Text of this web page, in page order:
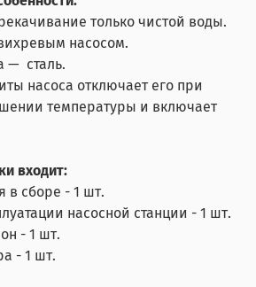
только чистой воды.
насосом.
— сталь.
насоса отключает его при
температуры и включает
входит:
в сборе - 1 шт.
насосной станции - 1 шт.
- 1 шт.
- 1 шт.